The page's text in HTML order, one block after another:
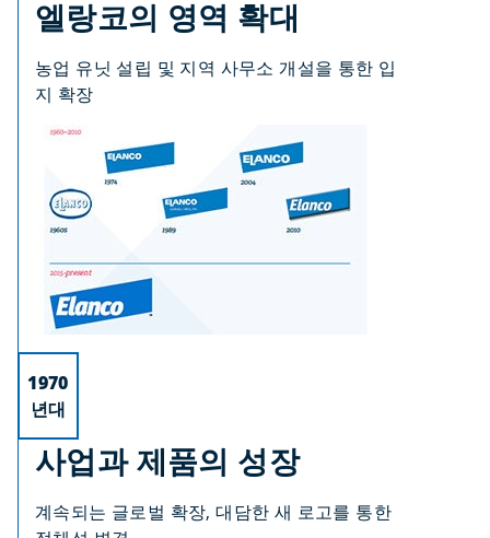
엘랑코의 영역 확대
농업 유닛 설립 및 지역 사무소 개설을 통한 입
지 확장
1970
년대
사업과 제품의 성장
계속되는 글로벌 확장, 대담한 새 로고를 통한